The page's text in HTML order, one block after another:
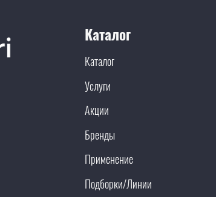
Каталог
Каталог
Услуги
Акции
Бренды
Применение
Подборки/Линии